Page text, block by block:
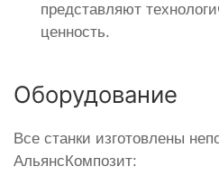
представляют
ценность.
Оборудование
Все станки изготовлены
АльянсКомпозит: